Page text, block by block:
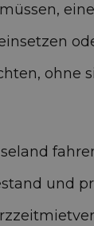
ohne
und